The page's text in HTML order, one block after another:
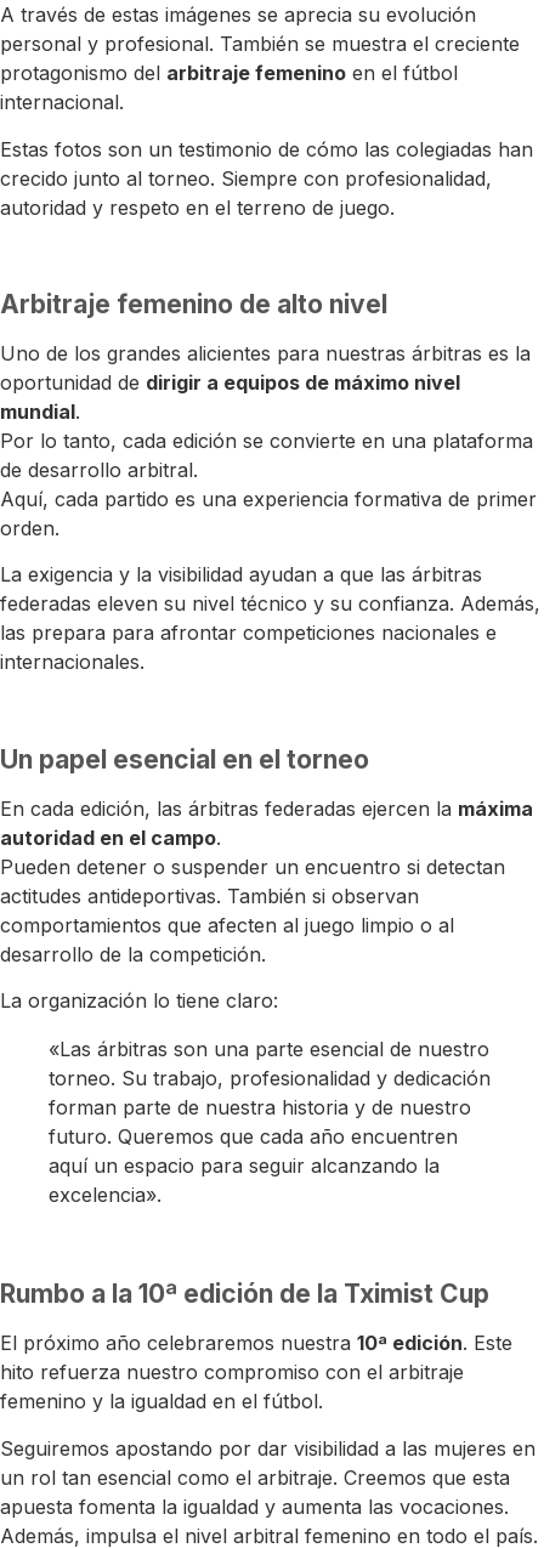
A través de estas imágenes se aprecia su evolución
personal y profesional. También se muestra el creciente
protagonismo del arbitraje femenino en el fútbol
internacional.
Estas fotos son un testimonio de cómo las colegiadas han
crecido junto al torneo. Siempre con profesionalidad,
autoridad y respeto en el terreno de juego.
Arbitraje femenino de alto nivel
Uno de los grandes alicientes para nuestras árbitras es la
oportunidad de dirigir a equipos de máximo nivel
mundial.
Por lo tanto, cada edición se convierte en una plataforma
de desarrollo arbitral.
Aquí, cada partido es una experiencia formativa de primer
orden.
La exigencia y la visibilidad ayudan a que las árbitras
federadas eleven su nivel técnico y su confianza. Además,
las prepara para afrontar competiciones nacionales e
internacionales.
Un papel esencial en el torneo
En cada edición, las árbitras federadas ejercen la máxima
autoridad en el campo.
Pueden detener o suspender un encuentro si detectan
actitudes antideportivas. También si observan
comportamientos que afecten al juego limpio o al
desarrollo de la competición.
La organización lo tiene claro:
«Las árbitras son una parte esencial de nuestro
torneo. Su trabajo, profesionalidad y dedicación
forman parte de nuestra historia y de nuestro
futuro. Queremos que cada año encuentren
aquí un espacio para seguir alcanzando la
excelencia».
Rumbo a la 10ª edición de la Tximist Cup
El próximo año celebraremos nuestra 10ª edición. Este
hito refuerza nuestro compromiso con el arbitraje
femenino y la igualdad en el fútbol.
Seguiremos apostando por dar visibilidad a las mujeres en
un rol tan esencial como el arbitraje. Creemos que esta
apuesta fomenta la igualdad y aumenta las vocaciones.
Además, impulsa el nivel arbitral femenino en todo el país.